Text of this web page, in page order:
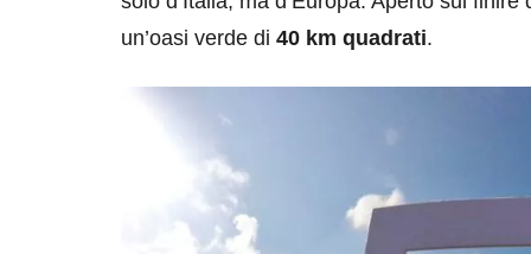
un’oasi verde di 40 km quadrati.